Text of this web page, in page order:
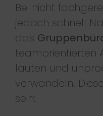
Bei nicht
jedoch schnell
das
teamorientierten
lauten und
verwandeln.
sein: